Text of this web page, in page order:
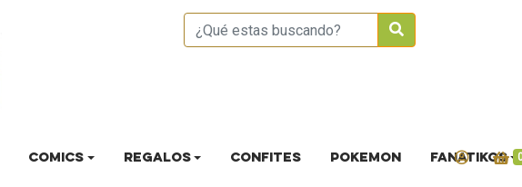
COMICS REGALOS CONFITES POKEMON FANATIKOS